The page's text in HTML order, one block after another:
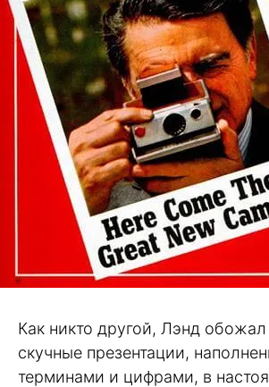
Как никто другой, Лэнд
скучные презентации,
терминами и цифрами, в